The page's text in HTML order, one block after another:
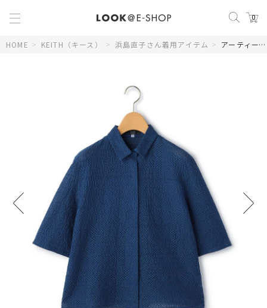
0
HOME > KEITH（キース） > 浜島直子さん着用アイテム > アーティーブラウス